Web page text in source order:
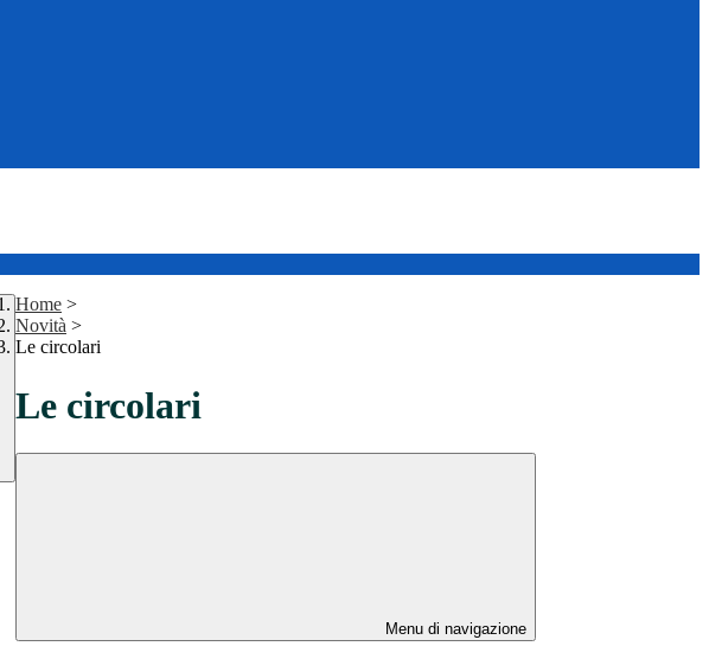
Home >
Novità >
Le circolari
Le circolari
Menu di navigazione